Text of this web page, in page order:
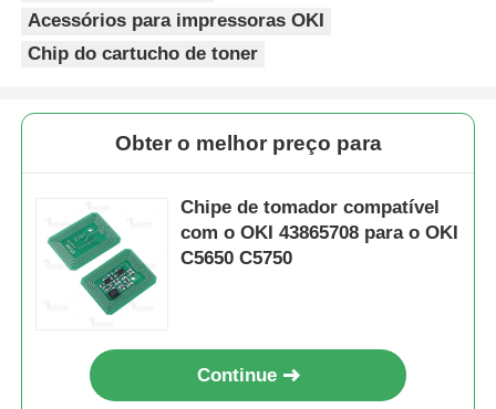
Chip do Toner Brother
Chip de Toner Minolta
Chip Afiado
Unidade de tambor e fusor
Acessórios para impressoras OKI
Chip do cartucho de toner
Obter o melhor preço para
Chipe de tomador compatível
com o OKI 43865708 para o OKI
C5650 C5750
Continue